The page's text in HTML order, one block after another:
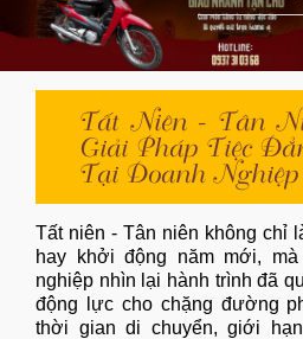
Tất Niên - Tân
Giải Pháp Tiệc
Tại Doanh Nghiệp
Tất niên - Tân niên không chỉ
hay khởi động năm mới,
nghiệp nhìn lại hành trình đã
động lực cho chặng đường
thời gian di chuyển, giới